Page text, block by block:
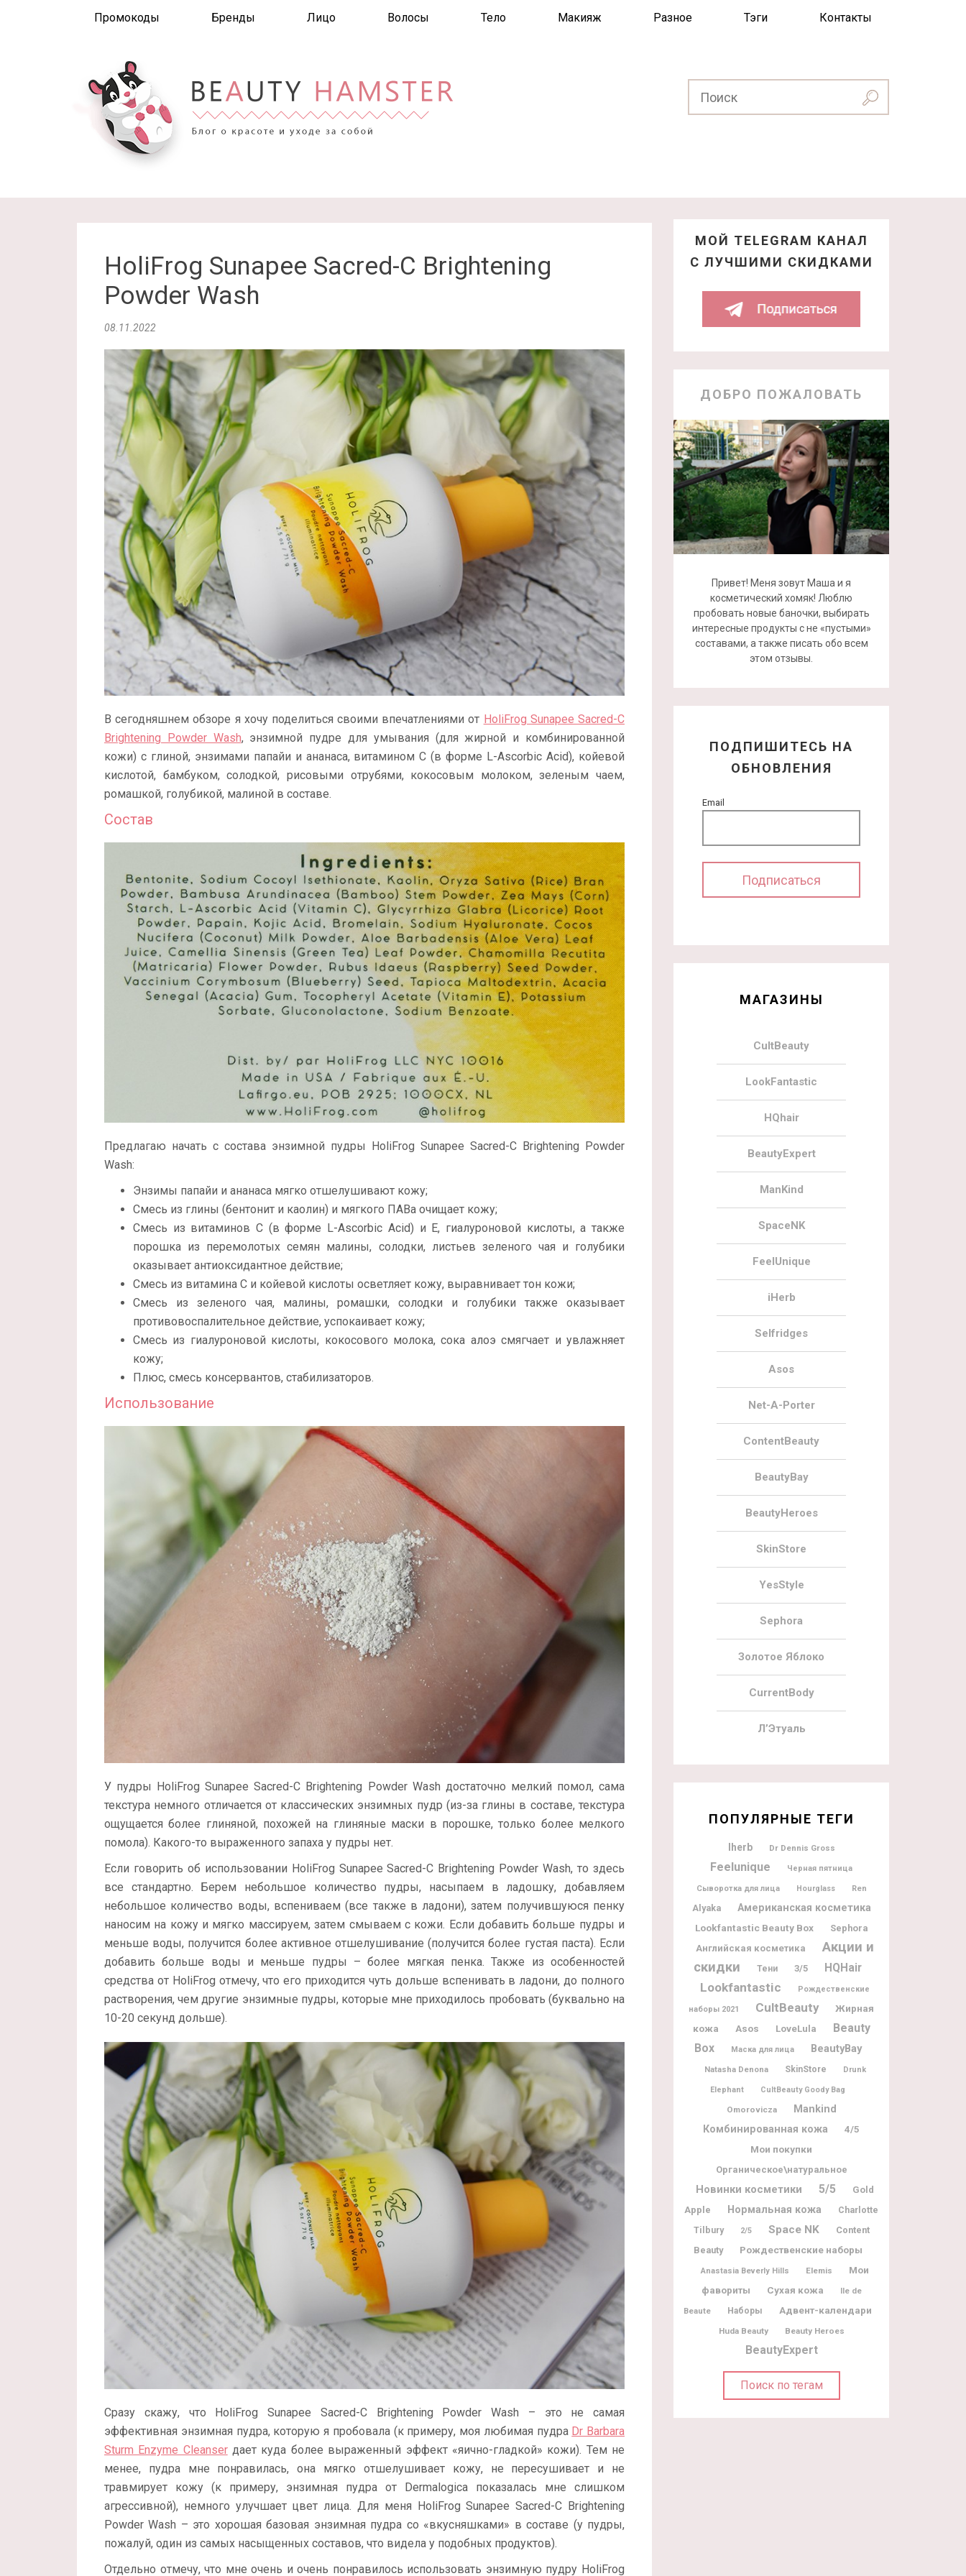
Промокоды Бренды Лицо Волосы Тело Макияж Разное Тэги Контакты
HoliFrog Sunapee Sacred-C Brightening
Powder Wash
08.11.2022
В сегодняшнем обзоре я хочу поделиться своими впечатлениями от HoliFrog Sunapee Sacred-C
Brightening Powder Wash, энзимной пудре для умывания (для жирной и комбинированной
кожи) с глиной, энзимами папайи и ананаса, витамином С (в форме L-Ascorbic Acid), койевой
кислотой, бамбуком, солодкой, рисовыми отрубями, кокосовым молоком, зеленым чаем,
ромашкой, голубикой, малиной в составе.
Состав
Предлагаю начать с состава энзимной пудры HoliFrog Sunapee Sacred-C Brightening Powder
Wash:
Энзимы папайи и ананаса мягко отшелушивают кожу;
Смесь из глины (бентонит и каолин) и мягкого ПАВа очищает кожу;
Смесь из витаминов С (в форме L-Ascorbic Acid) и Е, гиалуроновой кислоты, а также
порошка из перемолотых семян малины, солодки, листьев зеленого чая и голубики
оказывает антиоксидантное действие;
Смесь из витамина С и койевой кислоты осветляет кожу, выравнивает тон кожи;
Смесь из зеленого чая, малины, ромашки, солодки и голубики также оказывает
противовоспалительное действие, успокаивает кожу;
Смесь из гиалуроновой кислоты, кокосового молока, сока алоэ смягчает и увлажняет
кожу;
Плюс, смесь консервантов, стабилизаторов.
Использование
У пудры HoliFrog Sunapee Sacred-C Brightening Powder Wash достаточно мелкий помол, сама
текстура немного отличается от классических энзимных пудр (из-за глины в составе, текстура
ощущается более глиняной, похожей на глиняные маски в порошке, только более мелкого
помола). Какого-то выраженного запаха у пудры нет.
Если говорить об использовании HoliFrog Sunapee Sacred-C Brightening Powder Wash, то здесь
все стандартно. Берем небольшое количество пудры, насыпаем в ладошку, добавляем
небольшое количество воды, вспениваем (все также в ладони), затем получившуюся пенку
наносим на кожу и мягко массируем, затем смываем с кожи. Если добавить больше пудры и
меньше воды, получится более активное отшелушивание (получится более густая паста). Если
добавить больше воды и меньше пудры – более мягкая пенка. Также из особенностей
средства от HoliFrog отмечу, что его приходится чуть дольше вспенивать в ладони, до полного
растворения, чем другие энзимные пудры, которые мне приходилось пробовать (буквально на
10-20 секунд дольше).
Сразу скажу, что HoliFrog Sunapee Sacred-C Brightening Powder Wash – это не самая
эффективная энзимная пудра, которую я пробовала (к примеру, моя любимая пудра Dr Barbara
Sturm Enzyme Cleanserдает куда более выраженный эффект «яично-гладкой» кожи). Тем не
менее, пудра мне понравилась, она мягко отшелушивает кожу, не пересушивает и не
травмирует кожу (к примеру, энзимная пудра от Dermalogica показалась мне слишком
агрессивной), немного улучшает цвет лица. Для меня HoliFrog Sunapee Sacred-C Brightening
Powder Wash – это хорошая базовая энзимная пудра со «вкусняшками» в составе (у пудры,
пожалуй, один из самых насыщенных составов, что видела у подобных продуктов).
Отдельно отмечу, что мне очень и очень понравилось использовать энзимную пудру HoliFrog
МОЙ TELEGRAM КАНАЛ
С ЛУЧШИМИ СКИДКАМИ
ДОБРО ПОЖАЛОВАТЬ
Привет! Меня зовут Маша и я
косметический хомяк! Люблю
пробовать новые баночки, выбирать
интересные продукты с не «пустыми»
составами, а также писать обо всем
этом отзывы.
ПОДПИШИТЕСЬ НА
ОБНОВЛЕНИЯ
Email
МАГАЗИНЫ
CultBeauty
LookFantastic
HQhair
BeautyExpert
ManKind
SpaceNK
FeelUnique
iHerb
Selfridges
Asos
Net-A-Porter
ContentBeauty
BeautyBay
BeautyHeroes
SkinStore
YesStyle
Sephora
Золотое Яблоко
CurrentBody
Л’Этуаль
ПОПУЛЯРНЫЕ ТЕГИ
Iherb Dr Dennis Gross
Feelunique Черная пятница
Сыворотка для лица Hourglass Ren
Alyaka
Американская косметика
Lookfantastic Beauty Box
Sephora
Английская косметика
Акции и
скидки
Тени 3/5 HQHair
Lookfantastic Рождественские
наборы 2021 CultBeauty
Жирная
кожа
Asos LoveLula
Beauty
Box
Маска для лица BeautyBay
Natasha Denona SkinStore Drunk
Elephant CultBeauty Goody Bag
Omorovicza Mankind
Комбинированная кожа 4/5
Мои покупки
Органическое\натуральное
Новинки косметики 5/5
Gold
Apple
Нормальная кожа
Charlotte
Tilbury
2/5 Space NK
Content
Beauty
Рождественские наборы
Anastasia Beverly Hills Elemis
Мои
фавориты
Сухая кожа
Ile de
Beaute
Наборы Адвент-календари
Huda Beauty Beauty Heroes
BeautyExpert
Поиск по тегам